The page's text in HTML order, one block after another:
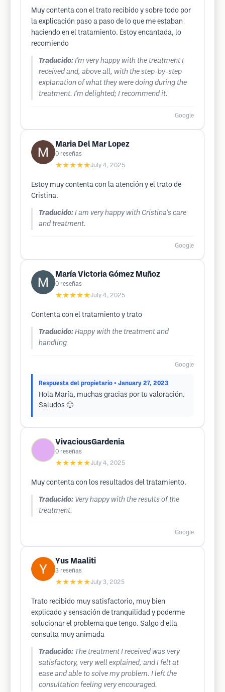
Muy contenta con el trato recibido y sobre todo por
la explicación paso a paso de lo que me estaban
haciendo en el tratamiento. Estoy encantada, lo
recomiendo
Traducido: I'm very happy with the treatment I
received and, above all, with the step-by-step
explanation of what they were doing during the
treatment. I'm delighted; I recommend it.
Google
Maria Del Mar Lopez
0 reseñas
★★★★★July 4, 2025
Estoy muy contenta con la atención y el trato de
Cristina.
Traducido: I am very happy with Cristina's care
and treatment.
Google
María Victoria Gómez Muñoz
0 reseñas
★★★★★July 4, 2025
Contenta con el tratamiento y trato
Traducido: Happy with the treatment and
handling
Google
Respuesta del propietario • January 27, 2023
Hola María, muchas gracias por tu valoración.
Saludos 🙂
VivaciousGardenia
0 reseñas
★★★★★July 4, 2025
Muy contenta con los resultados del tratamiento.
Traducido: Very happy with the results of the
treatment.
Google
Yus Maaliti
3 reseñas
★★★★★July 3, 2025
Trato recibido muy satisfactorio, muy bien
explicado y sensación de tranquilidad y poderme
solucionar el problema que tengo. Salgo d ella
consulta muy animada
Traducido: The treatment I received was very
satisfactory, very well explained, and I felt at
ease and able to solve my problem. I left the
consultation feeling very encouraged.